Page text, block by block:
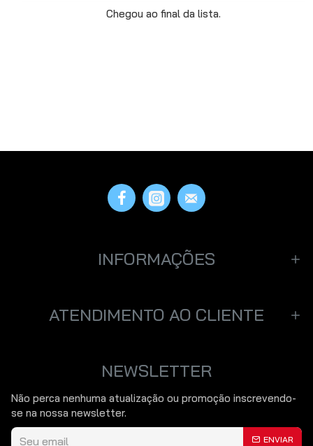
Chegou ao final da lista.
INFORMAÇÕES
ATENDIMENTO AO CLIENTE
NEWSLETTER
Não perca nenhuma atualização ou promoção inscrevendo-
se na nossa newsletter.
ENVIAR